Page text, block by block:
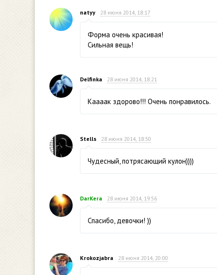
natyy 28 июня 2014, 18:17
Форма очень красивая!
Сильная вещь!
Delfinka 28 июня 2014, 18:21
Каааак здорово!!! Очень понравилось.
Stells 28 июня 2014, 18:50
Чудесный, потрясающий кулон))))
DarKera 28 июня 2014, 19:56
Спасибо, девочки! ))
Krokozjabra 28 июня 2014, 20:00